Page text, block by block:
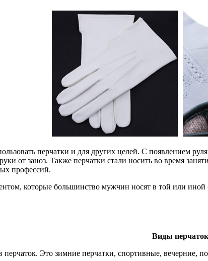
перчатки и для других целей. С появлением
от заноз. Также перчатки стали носить во время
профессий.
которые большинство мужчин носят в той или иной
Виды перчаток
Это зимние перчатки, спортивные, вечерние,